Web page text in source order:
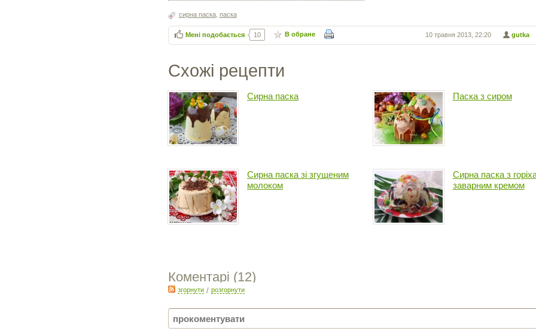
сирна паска, паска
gutka
10 травня 2013, 22:20
Мені подобається 10 В обране
Схожі рецепти
Сирна паска Паска з сиром
Сирна паска зі згущеним
молоком
Сирна паска з
заварним кремом
Коментарі (12)
згорнути/ розгорнути